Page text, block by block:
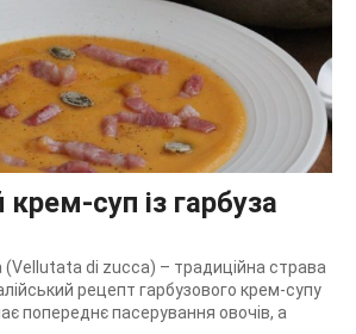
крем-суп із гарбуза
(Vellutata di zucca) – традиційна страва
рецепт гарбузового крем-супу
попереднє пасерування овочів, а